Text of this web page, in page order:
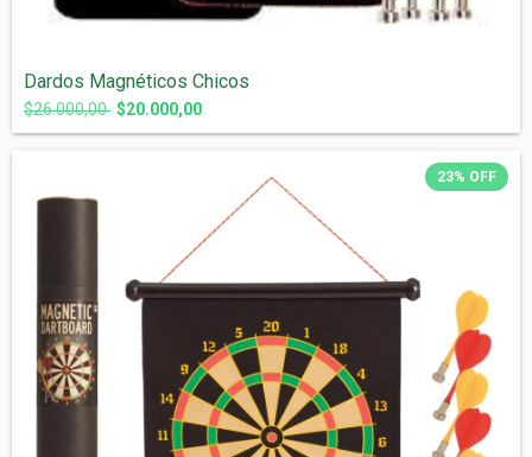
Dardos Magnéticos Chicos
$26.000,00 $20.000,00
23% OFF